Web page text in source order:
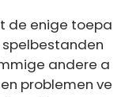
de enige toepa
andere a
problemen ve